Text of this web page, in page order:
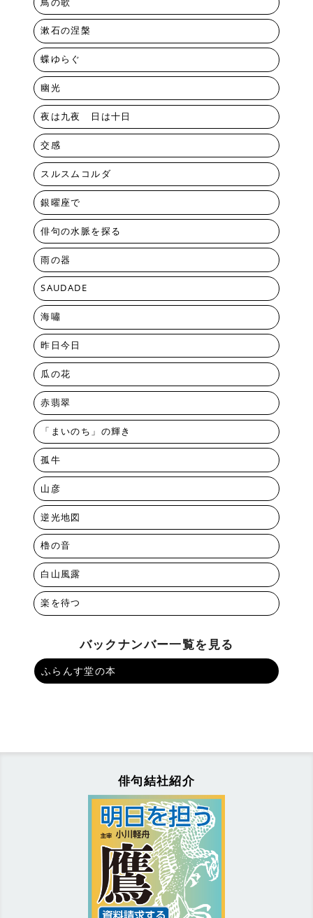
漱石の涅槃
蝶ゆらぐ
幽光
夜は九夜 日は十日
交感
スルスムコルダ
銀曜座で
俳句の水脈を探る
雨の器
SAUDADE
海嘯
昨日今日
瓜の花
赤翡翠
「まいのち」の輝き
孤牛
山彦
逆光地図
櫓の音
白山風露
楽を待つ
バックナンバー一覧を見る
ふらんす堂の本
俳句結社紹介